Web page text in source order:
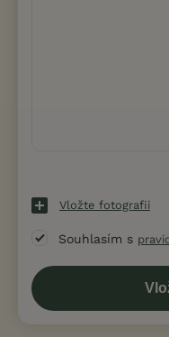
Vložte fotografii
Souhlasím s